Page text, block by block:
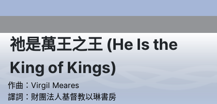
祂是萬王之王 (He Is the
King of Kings)
作曲： Virgil Meares
譯詞： 財團法人基督教以琳書房